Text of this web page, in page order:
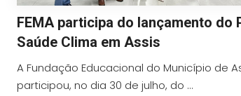
FEMA participa do lançamento do
Saúde Clima em Assis
A Fundação Educacional do Município de
participou, no dia 30 de julho, do ...